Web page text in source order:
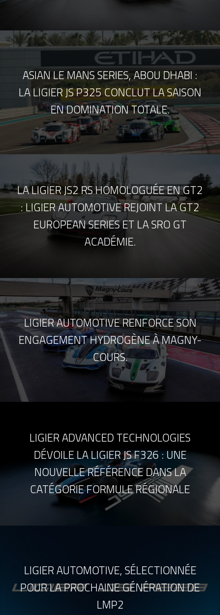
ASIAN LE MANS SERIES, ABOU DHABI :
LA LIGIER JS P325 CONCLUT LA SAISON
EN DOMINATION TOTALE.
LA LIGIER JS2 RS HOMOLOGUÉE EN GT2
: LIGIER AUTOMOTIVE REJOINT LA GT2
EUROPEAN SERIES ET LA SRO GT
ACADÉMIE.
LIGIER AUTOMOTIVE RENFORCE SON
ENGAGEMENT HYDROGÈNE À MAGNY-
COURS.
LIGIER ADVANCED TECHNOLOGIES
DÉVOILE LA LIGIER JS F326 : UNE
NOUVELLE RÉFÉRENCE DANS LA
CATÉGORIE FORMULE RÉGIONALE
LIGIER AUTOMOTIVE, SÉLECTIONNÉE
POUR LA PROCHAINE GÉNÉRATION DE
LMP2